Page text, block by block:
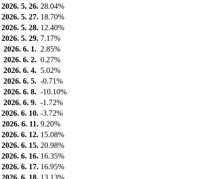
2026. 5. 26. 28.04%
2026. 5. 27. 18.70%
2026. 5. 28. 12.40%
2026. 5. 29. 7.17%
2026. 6. 1. 2.85%
2026. 6. 2. 0.27%
2026. 6. 4. 5.02%
2026. 6. 5. -0.71%
2026. 6. 8. -10.10%
2026. 6. 9. -1.72%
2026. 6. 10. -3.72%
2026. 6. 11. 9.20%
2026. 6. 12. 15.08%
2026. 6. 15. 20.98%
2026. 6. 16. 16.35%
2026. 6. 17. 16.95%
2026. 6. 18. 13.13%